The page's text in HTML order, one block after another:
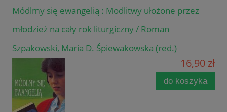
Módlmy się ewangelią : Modlitwy ułożone przez
młodzież na cały rok liturgiczny / Roman
Szpakowski, Maria D. Śpiewakowska (red.)
16,90 zł
do koszyka